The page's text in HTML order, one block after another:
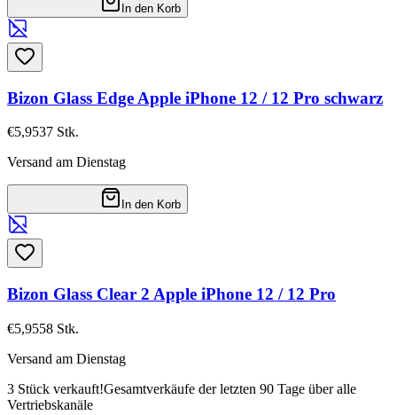
In den Korb
Bizon Glass Edge Apple iPhone 12 / 12 Pro schwarz
€5,9537 Stk.
Versand am Dienstag
In den Korb
Bizon Glass Clear 2 Apple iPhone 12 / 12 Pro
€5,9558 Stk.
Versand am Dienstag
3 Stück verkauft!Gesamtverkäufe der letzten 90 Tage über alle
Vertriebskanäle